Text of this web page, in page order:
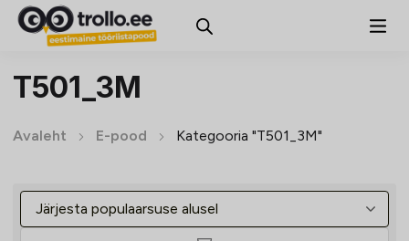
T501_3M
Avaleht E-pood Kategooria "T501_3M"